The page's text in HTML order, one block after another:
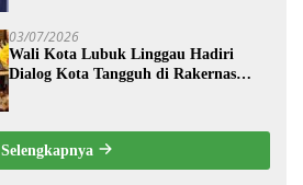
Kabupaten Musi Rawas Tahun
Anggaran 2025.
03/07/2026
Wali Kota Lubuk Linggau Hadiri
Dialog Kota Tangguh di Rakernas
Selengkapnya